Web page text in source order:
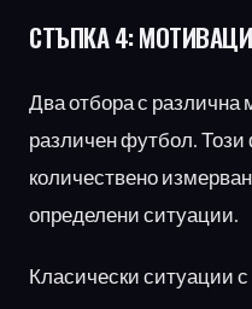
СТЪПКА 4:
Два отбора с различна
различен футбол. Този
количествено
определени ситуации.
Класически ситуации